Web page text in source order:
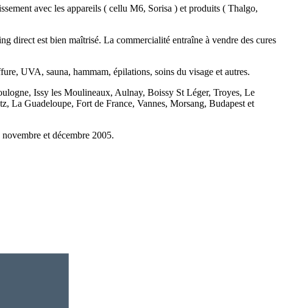
avec les appareils ( cellu M6, Sorisa ) et produits ( Thalgo,
direct est bien maîtrisé. La commercialité entraîne à vendre des cures
UVA, sauna, hammam, épilations, soins du visage et autres.
Issy les Moulineaux, Aulnay, Boissy St Léger, Troyes, Le
La Guadeloupe, Fort de France, Vannes, Morsang, Budapest et
et décembre 2005.